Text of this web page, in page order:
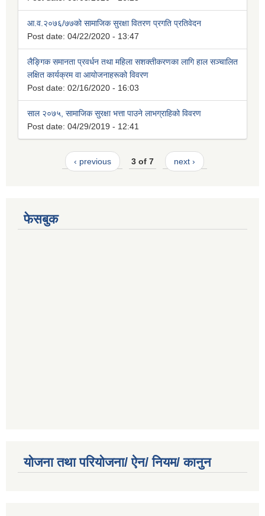
आ.व.२०७६/७७को सामाजिक सुरक्षा वितरण प्रगति प्रतिवेदन
Post date: 04/22/2020 - 13:47
लैङ्गिक समानता प्रवर्धन तथा महिला सशक्तीकरणका लागि हाल सञ्चालित
लक्षित कार्यक्रम वा आयोजनाहरूको विवरण
Post date: 02/16/2020 - 16:03
साल २०७५, सामाजिक सुरक्षा भत्ता पाउने लाभग्राहिको विवरण
Post date: 04/29/2019 - 12:41
‹ previous 3 of 7 next ›
फेसबुक
योजना तथा परियोजना/ ऐन/ नियम/ कानुन